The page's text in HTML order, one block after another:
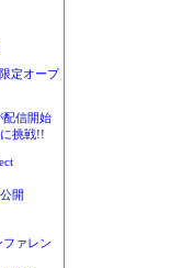
定オープ
配信開始
挑戦!!
開
ァレン